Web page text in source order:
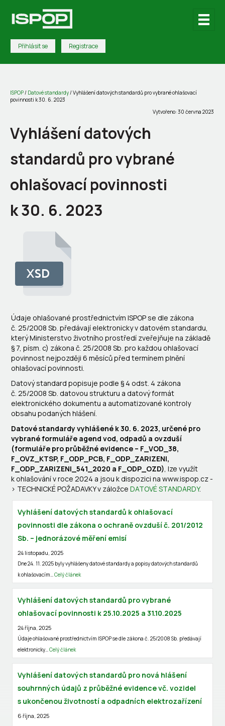
Přihlásit se Registrace
ISPOP/ Datové standardy/Vyhlášení datových standardů pro vybrané ohlašovací
povinnosti k 30. 6. 2023
Vytvořeno: 30 června 2023
Vyhlášení datových
standardů pro vybrané
ohlašovací povinnosti
k 30. 6. 2023
Údaje ohlašované prostřednictvím ISPOP se dle zákona
č. 25/2008 Sb. předávají elektronicky v datovém standardu,
který Ministerstvo životního prostředí zveřejňuje na základě
§ 7, písm. c) zákona č. 25/2008 Sb. pro každou ohlašovací
povinnost nejpozději 6 měsíců před termínem plnění
ohlašovací povinnosti.
Datový standard popisuje podle § 4 odst. 4 zákona
č. 25/2008 Sb. datovou strukturu a datový formát
elektronického dokumentu a automatizované kontroly
obsahu podaných hlášení.
Datové standardy vyhlášené k 30. 6. 2023, určené pro
vybrané formuláře agend vod, odpadů a ovzduší
(formuláře pro průběžné evidence – F_VOD_38,
F_OVZ_KTSP, F_ODP_PCB, F_ODP_ZARIZENI,
F_ODP_ZARIZENI_541_2020 a F_ODP_OZD), lze využít
k ohlašování v roce 2024 a jsou k dispozici na www.ispop.cz -
> TECHNICKÉ POŽADAVKY v záložce DATOVÉ STANDARDY.
Vyhlášení datových standardů k ohlašovací
povinnosti dle zákona o ochraně ovzduší č. 201/2012
Sb. – jednorázové měření emisí
24 listopadu, 2025
Dne 24. 11. 2025 byly vyhlášeny datové standardy a popisy datových standardů
k ohlašovacím…Celý článek
Vyhlášení datových standardů pro vybrané
ohlašovací povinnosti k 25.10.2025 a 31.10.2025
24 října, 2025
Údaje ohlašované prostřednictvím ISPOP se dle zákona č. 25/2008 Sb. předávají
elektronicky…Celý článek
Vyhlášení datových standardů pro nová hlášení
souhrnných údajů z průběžné evidence vč. vozidel
s ukončenou životností a odpadních elektrozařízení
6 října, 2025